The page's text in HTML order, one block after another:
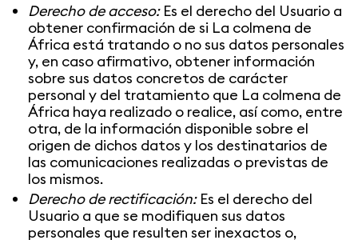
Derecho de acceso:Es el derecho del Usuario a
obtener confirmación de si La colmena de
África está tratando o no sus datos personales
y, en caso afirmativo, obtener información
sobre sus datos concretos de carácter
personal y del tratamiento que La colmena de
África haya realizado o realice, así como, entre
otra, de la información disponible sobre el
origen de dichos datos y los destinatarios de
las comunicaciones realizadas o previstas de
los mismos.
Derecho de rectificación:Es el derecho del
Usuario a que se modifiquen sus datos
personales que resulten ser inexactos o,